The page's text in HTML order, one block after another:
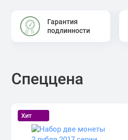
Гарантия
подлинности
Спеццена
Хит